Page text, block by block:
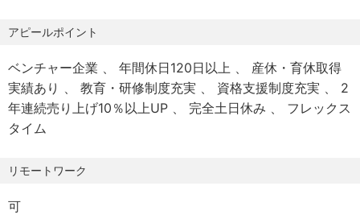
■ 向いている人の志向・特性
・「スピードこそ価値」と考え、クイックにプロトタイプ
を世に出したい方
・顧客と一緒に悩み、最適なビジネスモデルを模索するこ
とにやりがいを感じる方
・常に最新のガジェットやサービスに触れ、トレンドに敏
アピールポイント
ベンチャー企業 年間休日120日以上
産休・育休取得
実績あり
教育・研修制度充実 資格支援制度充実
2
年連続売り上げ10％以上UP
完全土日休み
フレックス
タイム
リモートワーク
可